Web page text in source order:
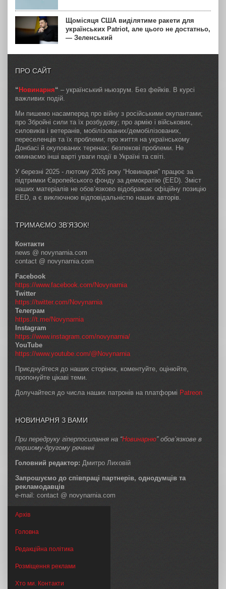
Щомісяця США виділятиме ракети для
українських Patriot, але цього не достатньо,
— Зеленський
ПРО САЙТ
“Новинарня“ – український ньюзрум. Без фейків. В курсі
важливих подій.
Ми пишемо насамперед про війну з російськими окупантами;
про Збройні сили та їх розбудову; про армію і військових,
силовиків і ветеранів, мобілізованих/демобілізованих,
переселенців та їх проблеми; про життя на українському
Донбасі й окупованих теренах; безпекові проблеми. Не
оминаємо інші варті уваги події в Україні та світі.
У березні 2025 - лютому 2026 року “Новинарня” працює за
підтримки Європейського фонду за демократію (EED). Зміст
наших матеріалів не обов’язково відображає офіційну позицію
EED, а є виключною відповідальністю наших авторів.
ТРИМАЄМО ЗВ’ЯЗОК!
Контакти
news @ novynarnia.com
contact @ novynarnia.com
Facebook
https://www.facebook.com/Novynarnia
Twitter
https://twitter.com/Novynarnia
Телеграм
https://t.me/Novynarnia
Instagram
https://www.instagram.com/novynarnia/
YouTube
https://www.youtube.com/@Novynarnia
Приєднуйтеся до наших сторінок, коментуйте, оцінюйте,
пропонуйте цікаві теми.
Долучайтеся до числа наших патронів на платформі Patreon
НОВИНАРНЯ З ВАМИ
При передруку гіперпосилання на “Новинарню” обов’язкове в
першому-другому реченні
Головний редактор: Дмитро Лиховій
Запрошуємо до співпраці партнерів, однодумців та
рекламодавців
e-mail: contact @ novynarnia.com
Архів
Головна
Редакційна політика
Розміщення реклами
Хто ми. Контакти